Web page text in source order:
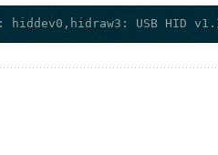
USB HID